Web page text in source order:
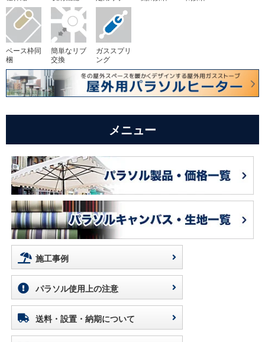
ベース枠同
梱
簡単なリブ
交換
ガススプリ
ング
メニュー
施工事例
パラソル使用上の注意
送料・設置・納期について